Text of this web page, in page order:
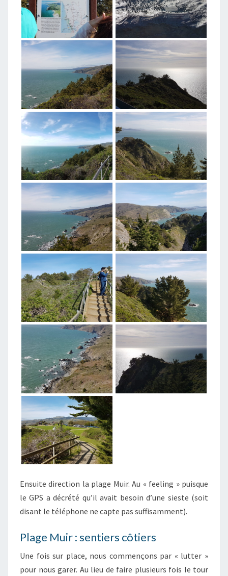
Ensuite direction la plage Muir. Au « feeling » puisque
le GPS a décrété qu’il avait besoin d’une sieste (soit
disant le téléphone ne capte pas suffisamment).
Plage Muir : sentiers côtiers
Une fois sur place, nous commençons par « lutter »
pour nous garer. Au lieu de faire plusieurs fois le tour